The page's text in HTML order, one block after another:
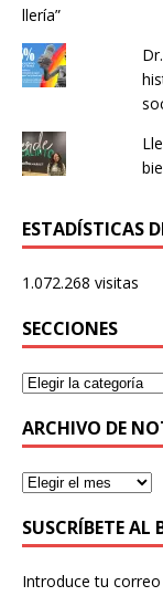
ESTADÍSTICAS
1.072.268 visitas
SECCIONES
ARCHIVO DE
SUSCRÍBETE AL
Introduce tu